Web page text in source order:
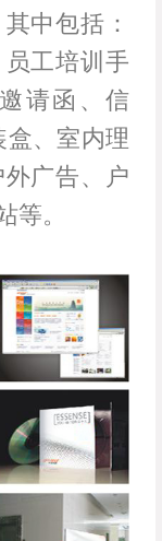
中包括：
工培训手
请函、信
、室内理
广告、户
等。